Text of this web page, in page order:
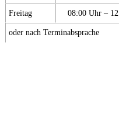
Freitag 08:00 Uhr –
oder nach Terminabsprache